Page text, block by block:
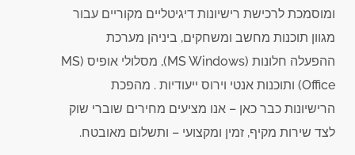
ומוסמכת לרכישת רישיונות דיגיטליים מקוריים עבור
מגוון תוכנות מחשב ומשחקים, ביניהן מערכת
ההפעלה חלונות (MS Windows), מסלולי אופיס (MS
Office) ותוכנות אנטי וירוס ייעודיות . מהפכת
הרישיונות כבר כאן – אנו מציעים מחירים שוברי שוק
לצד שירות מקיף, זמין ומקצועי – ותשלום מאובטח.